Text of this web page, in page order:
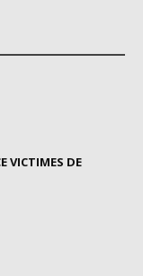
VICTIMES DE